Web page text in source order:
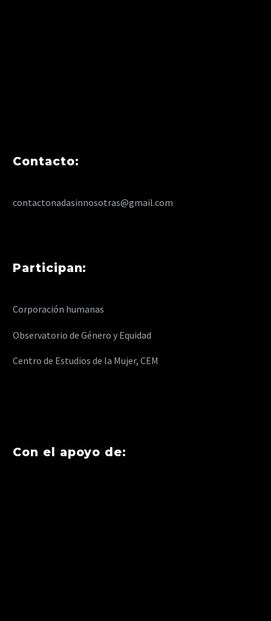
Contacto:
contactonadasinnosotras@gmail.com
Participan:
Corporación humanas
Observatorio de Género y Equidad
Centro de Estudios de la Mujer, CEM
Con el apoyo de: